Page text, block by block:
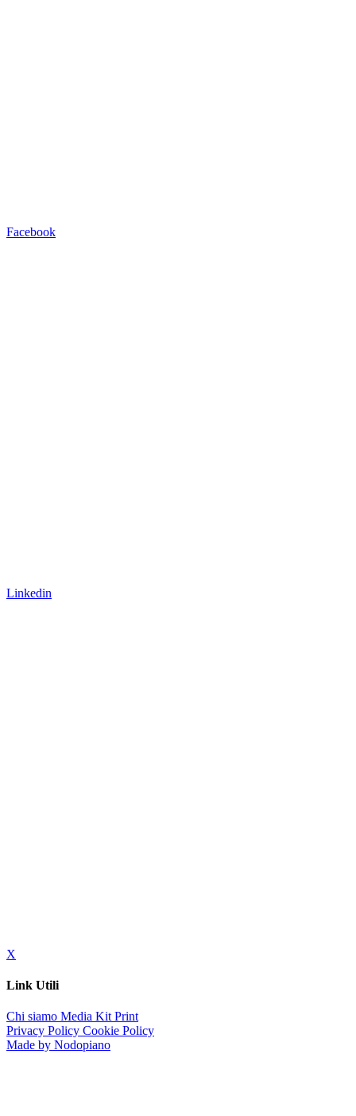
Facebook
Linkedin
X
Link Utili
Chi siamo Media Kit Print
Privacy Policy Cookie Policy
Made by Nodopiano